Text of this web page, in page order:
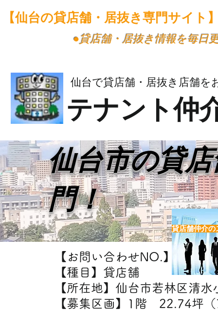
【仙台の貸店舗・居抜き専門サイト
​●貸店舗・居抜き情報を毎日
仙台で貸店舗・居抜き店舗を
テナント仲
【お問い合わせNO.】H7270
【種目】貸店舗
【所在地】仙台市若林区清水
【募集区画】1階 22.74坪
仙台市の貸
門！
貸店舗仲介の